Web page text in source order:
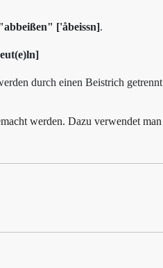
['åbeissn].
durch einen Beistrich
werden. Dazu verwendet man